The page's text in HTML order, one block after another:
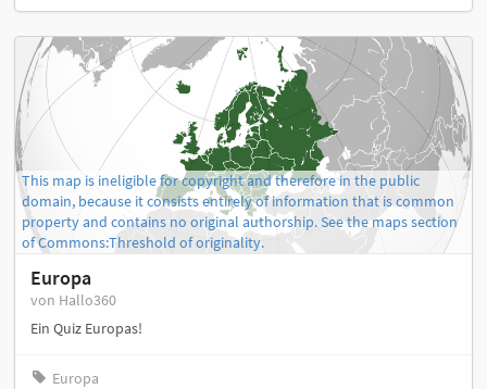
This map is ineligible for copyright and therefore in the public
domain, because it consists entirely of information that is common
property and contains no original authorship. See the maps section
of Commons:Threshold of originality.
Europa
von Hallo360
Ein Quiz Europas!
Europa